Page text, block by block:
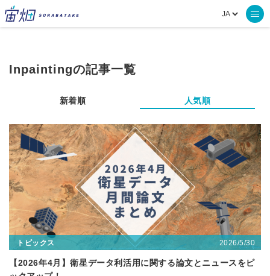
Inpaintingの記事一覧
新着順 人気順
トピックス 2026/5/30
【2026年4月】衛星データ利活用に関する論文とニュースをピ